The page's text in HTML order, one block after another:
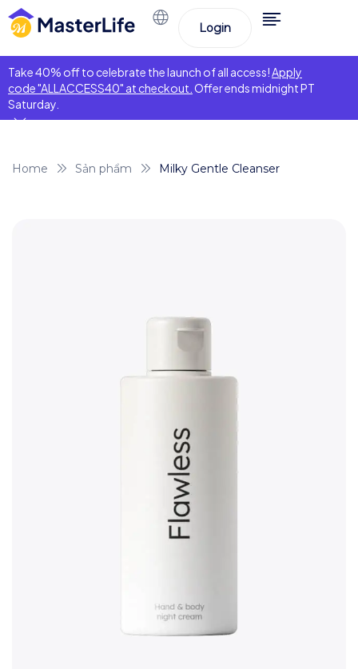
Login
Take 40% off to celebrate the launch of all access!Apply
code "ALLACCESS40" at checkout. Offer ends midnight PT
Saturday.
Home Sản phẩm Milky Gentle Cleanser